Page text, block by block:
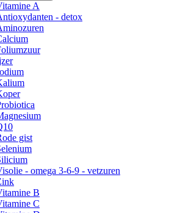
A
- detox
gist
- omega 3-6-9 - vetzuren
B
C